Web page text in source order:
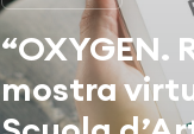
“OXYGEN.
mostra